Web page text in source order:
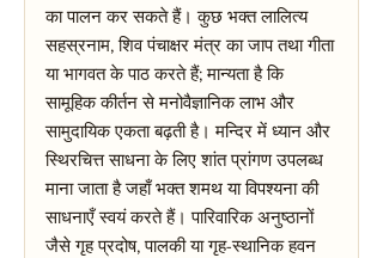
का पालन कर सकते हैं। कुछ भक्त लालित्य
सहस्रनाम, शिव पंचाक्षर मंत्र का जाप तथा गीता
या भागवत के पाठ करते हैं; मान्यता है कि
सामूहिक कीर्तन से मनोवैज्ञानिक लाभ और
सामुदायिक एकता बढ़ती है। मन्दिर में ध्यान और
स्थिरचित्त साधना के लिए शांत प्रांगण उपलब्ध
माना जाता है जहाँ भक्त शमथ या विपश्यना की
साधनाएँ स्वयं करते हैं। पारिवारिक अनुष्ठानों
जैसे गृह प्रदोष, पालकी या गृह-स्थानिक हवन